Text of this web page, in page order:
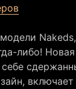
либо!
включает